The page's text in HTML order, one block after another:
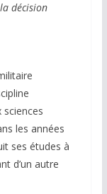
décision
les années
ses études à
d’un autre